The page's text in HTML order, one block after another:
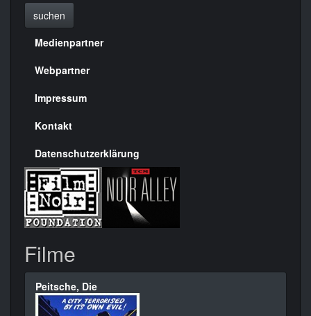
suchen
Menülinks
rechte
Seite
Medienpartner
Webpartner
Impressum
Kontakt
Datenschutzerklärung
Filme
Peitsche, Die